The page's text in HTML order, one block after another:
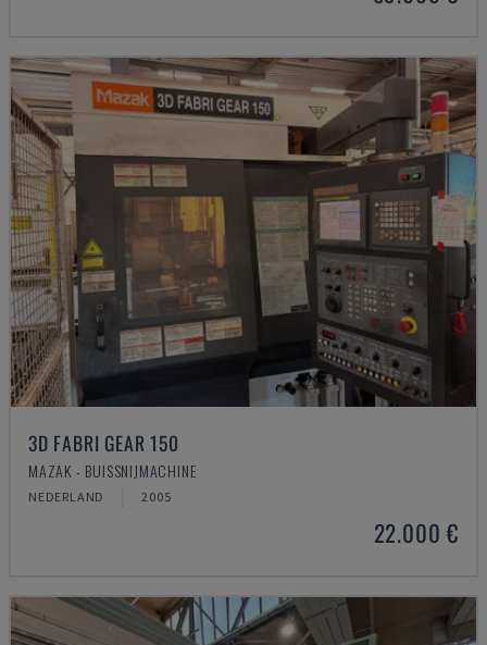
3D FABRI GEAR 150
MAZAK - BUISSNIJMACHINE
NEDERLAND 2005
22.000 €